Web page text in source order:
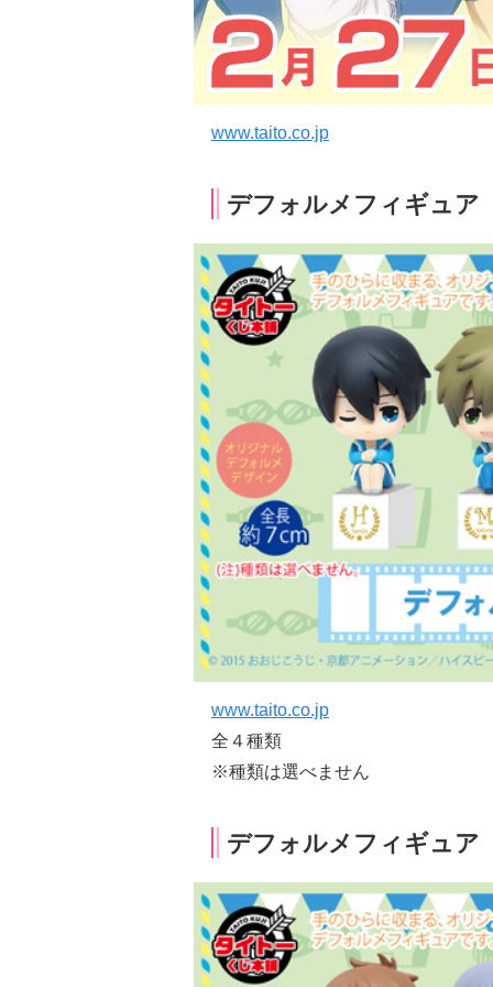
www.taito.co.jp
デフォルメフィギュ
www.taito.co.jp
全４種類
※種類は選べません
デフォルメフィギュ